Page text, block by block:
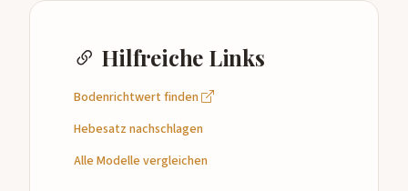
Hilfreiche Links
Bodenrichtwert finden
Hebesatz nachschlagen
Alle Modelle vergleichen